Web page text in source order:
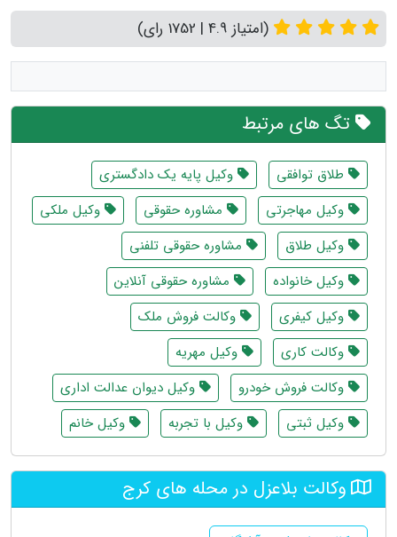
(امتیاز 4.9 | 1752 رای)
تگ های مرتبط
طلاق توافقی
وکیل پایه یک دادگستری
وکیل مهاجرتی
مشاوره حقوقی
وکیل ملکی
وکیل طلاق
مشاوره حقوقی تلفنی
وکیل خانواده
مشاوره حقوقی آنلاین
وکیل کیفری
وکالت فروش ملک
وکالت کاری
وکیل مهریه
وکالت فروش خودرو
وکیل دیوان عدالت اداری
وکیل ثبتی
وکیل با تجربه وکیل خانم
وکالت بلاعزل در محله های کرج